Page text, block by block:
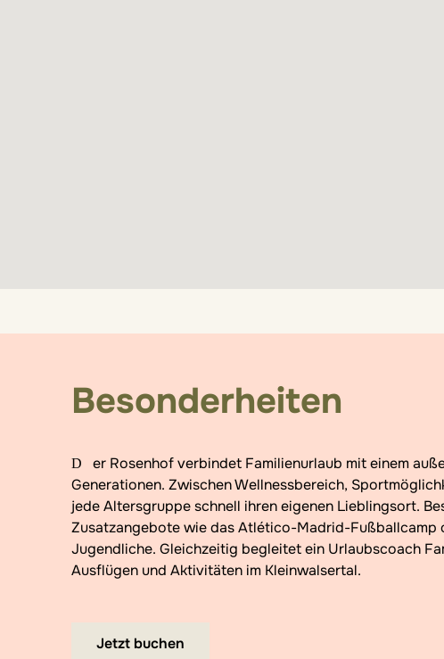
Besonderheiten
Der Rosenhof verbindet Familienurlaub mit einem außergewöhnlich vielseitigen Angebot für mehrere
Generationen. Zwischen Wellnessbereich,
jede Altersgruppe schnell ihren eigenen Lieblingsort.
Zusatzangebote wie das Atlético-Madrid-Fußballcamp
Jugendliche. Gleichzeitig begleitet ein Urlaubscoach
Ausflügen und Aktivitäten im Kleinwalsertal.
Jetzt buchen